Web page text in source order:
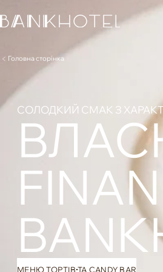
Головна сторінка
CОЛОДКИЙ СМАК З
МЕНЮ ТОРТІВ ТА CANDY BAR